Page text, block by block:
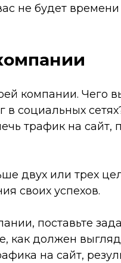
не будет
компании. Чего
социальных
трафик на сайт,
двух или трех
своих успехов.
поставьте
как должен
на сайт,